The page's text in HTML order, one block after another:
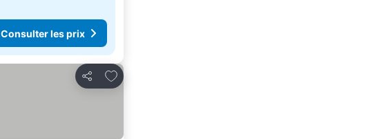
Consulter les prix
Partager
Ajouter à mes favoris